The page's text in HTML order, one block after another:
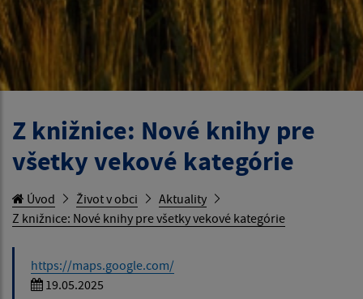
Z knižnice: Nové knihy pre
všetky vekové kategórie
Úvod Život v obci
Aktuality
Z knižnice: Nové knihy pre všetky vekové kategórie
https://maps.google.com/
19.05.2025